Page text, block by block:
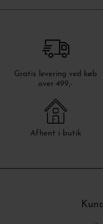
Gratis levering ved køb
over 499,-
Afhent i butik